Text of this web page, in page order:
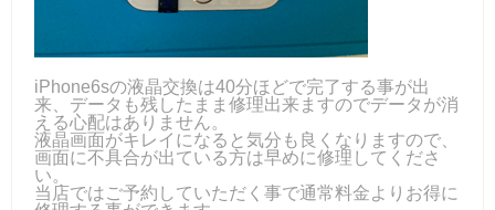
iPhone6sの液晶交換は40分ほどで完了する事が出
来、データも残したまま修理出来ますのでデータが消
える心配はありません。
液晶画面がキレイになると気分も良くなりますので、
画面に不具合が出ている方は早めに修理してくださ
い。
当店ではご予約していただく事で通常料金よりお得に